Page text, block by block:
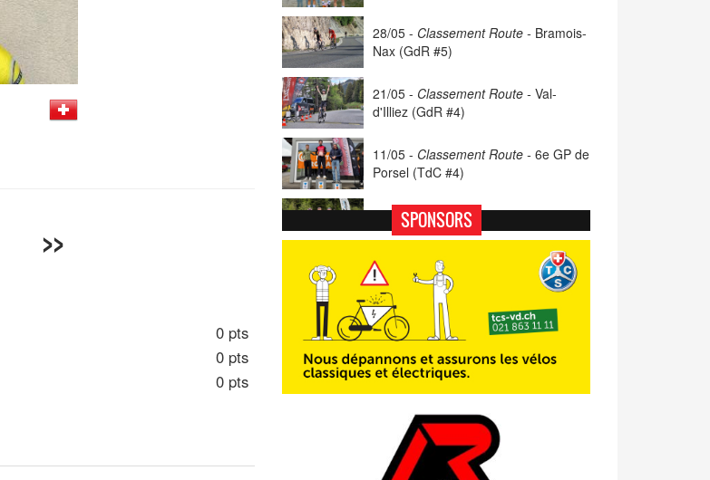
>>
0 pts
0 pts
0 pts
28/05 - Classement Route - Bramois-
Nax (GdR #5)
21/05 - Classement Route - Val-
d'Illiez (GdR #4)
11/05 - Classement Route - 6e GP de
Porsel (TdC #4)
07/05 -Classement Route -Blonay-
Les Pléiades (GdR #3)
23/04 -Classement Route -
4e Pringy
- Moléson (TdC #3)
14/04 -Photos -
Les photos du 5e GP
de Semsales
14/04 -Classement Route -5e GP de
Semsales (TdC #2)
SPONSORS